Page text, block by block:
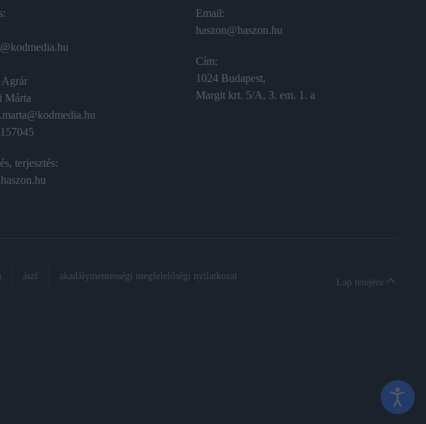
Agrár
Márta
terjesztés:
Email:
haszon@haszon.hu
Cím:
1024 Budapest,
Margit krt. 5/A, 3. em. 1. a
ászf akadálymentességi megfelelőségi nyilatkozat
Lap tetejére